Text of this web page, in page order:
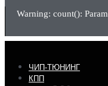
Warning: count():
ЧИП-ТЮНИНГ
КПП